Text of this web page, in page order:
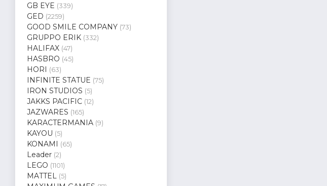
GB EYE (339)
GED (2259)
GOOD SMILE COMPANY (73)
GRUPPO ERIK (332)
HALIFAX (47)
HASBRO (45)
HORI (63)
INFINITE STATUE (75)
IRON STUDIOS (5)
JAKKS PACIFIC (12)
JAZWARES (165)
KARACTERMANIA (9)
KAYOU (5)
KONAMI (65)
Leader (2)
LEGO (1101)
MATTEL (5)